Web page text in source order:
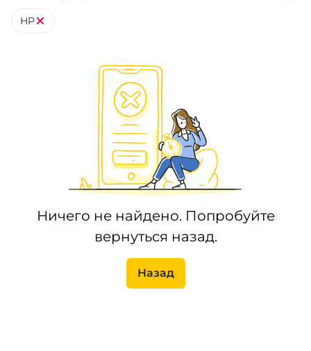
HP
Ничего не найдено. Попробуйте
вернуться назад.
Назад